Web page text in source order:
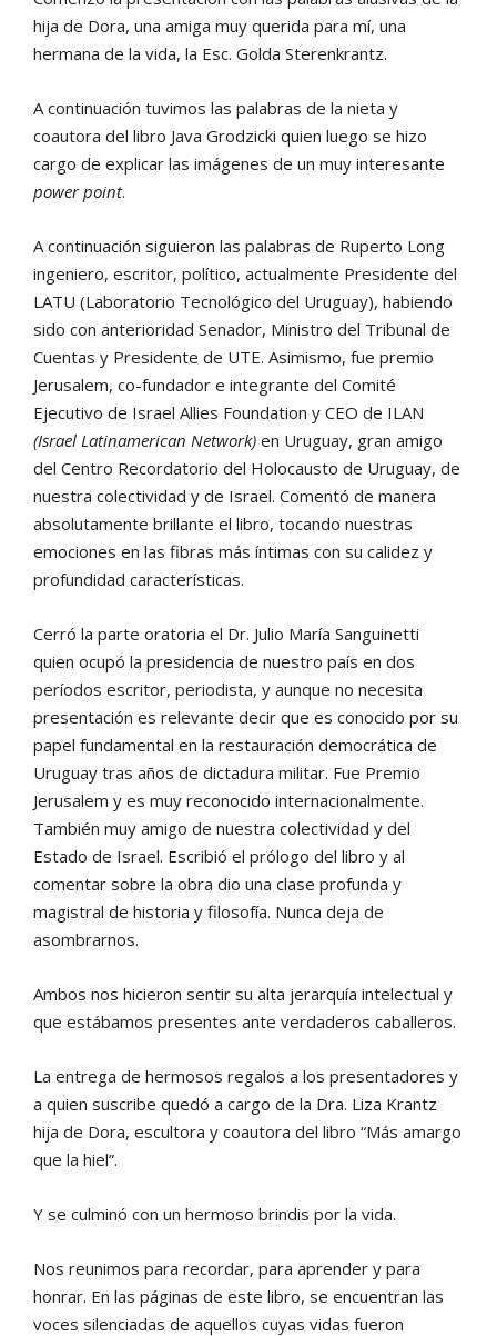
hija de Dora, una amiga muy querida para mí, una
hermana de la vida, la Esc. Golda Sterenkrantz.
A continuación tuvimos las palabras de la nieta y
coautora del libro Java Grodzicki quien luego se hizo
cargo de explicar las imágenes de un muy interesante
power point.
A continuación siguieron las palabras de Ruperto Long
ingeniero, escritor, político, actualmente Presidente del
LATU (Laboratorio Tecnológico del Uruguay), habiendo
sido con anterioridad Senador, Ministro del Tribunal de
Cuentas y Presidente de UTE. Asimismo, fue premio
Jerusalem, co-fundador e integrante del Comité
Ejecutivo de Israel Allies Foundation y CEO de ILAN
(Israel Latinamerican Network) en Uruguay, gran amigo
del Centro Recordatorio del Holocausto de Uruguay, de
nuestra colectividad y de Israel. Comentó de manera
absolutamente brillante el libro, tocando nuestras
emociones en las fibras más íntimas con su calidez y
profundidad características.
Cerró la parte oratoria el Dr. Julio María Sanguinetti
quien ocupó la presidencia de nuestro país en dos
períodos escritor, periodista, y aunque no necesita
presentación es relevante decir que es conocido por su
papel fundamental en la restauración democrática de
Uruguay tras años de dictadura militar. Fue Premio
Jerusalem y es muy reconocido internacionalmente.
También muy amigo de nuestra colectividad y del
Estado de Israel. Escribió el prólogo del libro y al
comentar sobre la obra dio una clase profunda y
magistral de historia y filosofía. Nunca deja de
asombrarnos.
Ambos nos hicieron sentir su alta jerarquía intelectual y
que estábamos presentes ante verdaderos caballeros.
La entrega de hermosos regalos a los presentadores y
a quien suscribe quedó a cargo de la Dra. Liza Krantz
hija de Dora, escultora y coautora del libro “Más amargo
que la hiel”.
Y se culminó con un hermoso brindis por la vida.
Nos reunimos para recordar, para aprender y para
honrar. En las páginas de este libro, se encuentran las
voces silenciadas de aquellos cuyas vidas fueron